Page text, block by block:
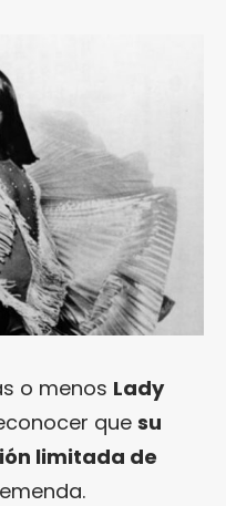
o menos Lady
que su
limitada de